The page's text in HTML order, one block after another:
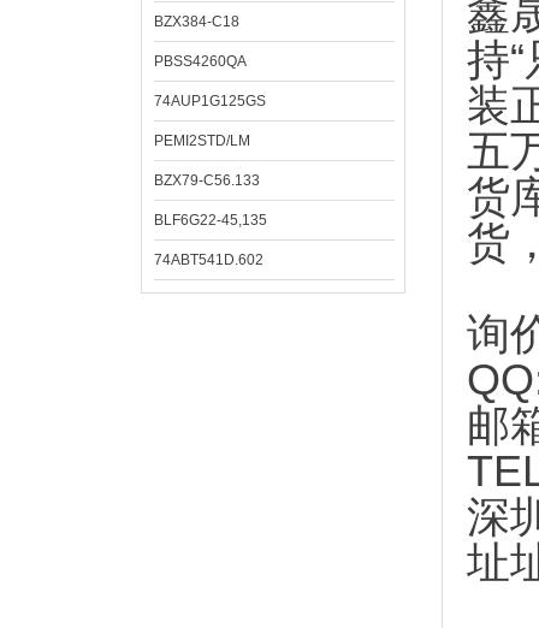
BZX384-C18
PBSS4260QA
74AUP1G125GS
PEMI2STD/LM
BZX79-C56.133
BLF6G22-45,135
74ABT541D.602
鑫
持
装
五
货
货
询
邮
深
址